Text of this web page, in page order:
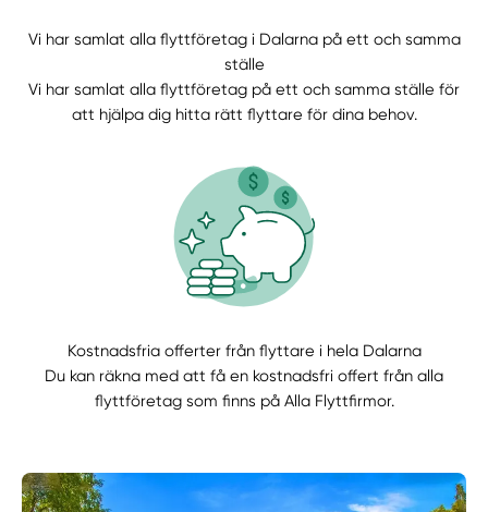
Vi har samlat alla flyttföretag i Dalarna på ett och samma
ställe
Vi har samlat alla flyttföretag på ett och samma ställe för
att hjälpa dig hitta rätt flyttare för dina behov.
Kostnadsfria offerter från flyttare i hela Dalarna
Du kan räkna med att få en kostnadsfri offert från alla
flyttföretag som finns på Alla Flyttfirmor.